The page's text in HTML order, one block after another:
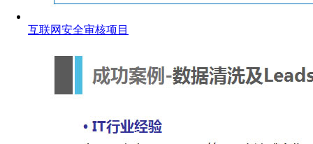
互联网安全审核项目